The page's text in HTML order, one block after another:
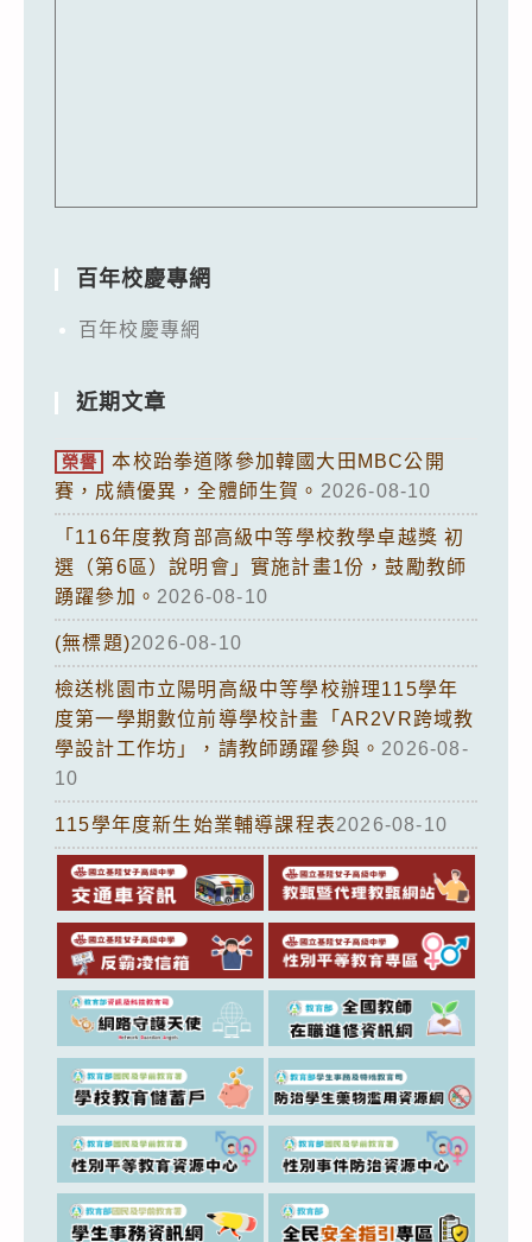
百年校慶專網
百年校慶專網
近期文章
榮譽
本校跆拳道隊參加韓國大田MBC公開
賽，成績優異，全體師生賀。 2026-08-10
「116年度教育部高級中等學校教學卓越獎 初
選（第6區）說明會」實施計畫1份，鼓勵教師
踴躍參加。 2026-08-10
(無標題)2026-08-10
檢送桃園市立陽明高級中等學校辦理115學年
度第一學期數位前導學校計畫「AR2VR跨域教
學設計工作坊」，請教師踴躍參與。 2026-08-
10
115學年度新生始業輔導課程表2026-08-10